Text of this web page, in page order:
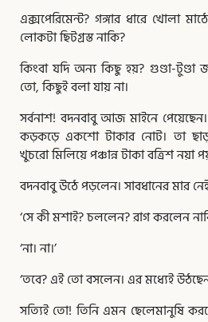
এক্সপেরিমেন্ট? গঙ্গার ধারে খোলা
লোকটা ছিটগ্রস্ত নাকি?
কিংবা যদি অন্য কিছু হয়? গুণ্ডা-
তো, কিছুই বলা যায় না।
সর্বনাশ! বদনবাবু আজ মাইনে
কড়কড়ে একশো টাকার নোট। তা
খুচরো মিলিয়ে পঞ্চান্ন টাকা বত্রিশ নয়া
বদনবাবু উঠে পড়লেন। সাবধানের মার
‘সে কী মশাই? চললেন? রাগ করলেন
‘না। না।’
‘তবে? এই তো বসলেন। এর মধ্যেই
সত্যিই তো! তিনি এমন ছেলেমানুষি